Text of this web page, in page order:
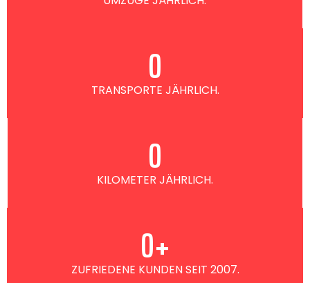
TRANSPORTE JÄHRLICH.
0
KILOMETER JÄHRLICH.
0
ZUFRIEDENE KUNDEN SEIT 2007.
0+